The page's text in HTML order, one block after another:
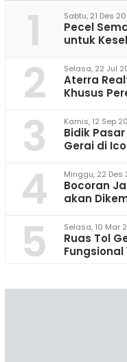
1 Sabtu, 21 Des
Pecel
untuk
2 Selasa, 22 Jul
Aterra
Khusus
3 Kamis, 12 Sep
Bidik
Gerai di
4 Minggu, 22 Des
Bocoran
akan
5 Selasa, 10 Mar
Ruas Tol
Fungsional